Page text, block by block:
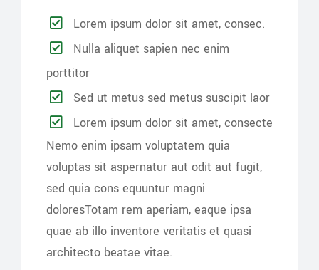
Lorem ipsum dolor sit amet, consec.
Nulla aliquet sapien nec enim
porttitor
Sed ut metus sed metus suscipit laor
Lorem ipsum dolor sit amet, consecte
Nemo enim ipsam voluptatem quia
voluptas sit aspernatur aut odit aut fugit,
sed quia cons equuntur magni
doloresTotam rem aperiam, eaque ipsa
quae ab illo inventore veritatis et quasi
architecto beatae vitae.